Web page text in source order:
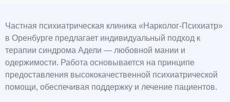
Частная психиатрическая клиника «Нарколог-Психиатр»
в Оренбурге предлагает индивидуальный подход к
терапии синдрома Адели — любовной мании и
одержимости. Работа основывается на принципе
предоставления высококачественной психиатрической
помощи, обеспечивая поддержку и лечение пациентов.